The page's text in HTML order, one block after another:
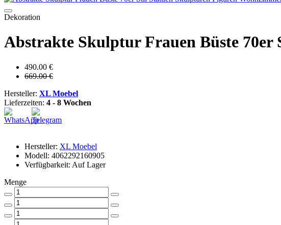
Dekoration
Abstrakte Skulptur Frauen Büste
490.00 €
669.00 €
Hersteller: XL Moebel
Lieferzeiten: 4 - 8 Wochen
Hersteller: XL Moebel
Modell: 4062292160905
Verfügbarkeit: Auf Lager
Menge